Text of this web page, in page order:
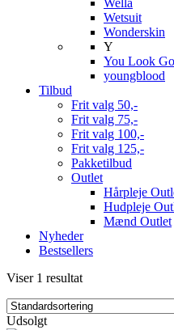
Wella
Wetsuit
Wonderskin
Y
You Look
youngblood
Tilbud
Frit valg 50,-
Frit valg 75,-
Frit valg 100,-
Frit valg 125,-
Pakketilbud
Outlet
Hårpleje
Hudpleje
Mænd Outlet
Nyheder
Bestsellers
Viser 1 resultat
Udsolgt